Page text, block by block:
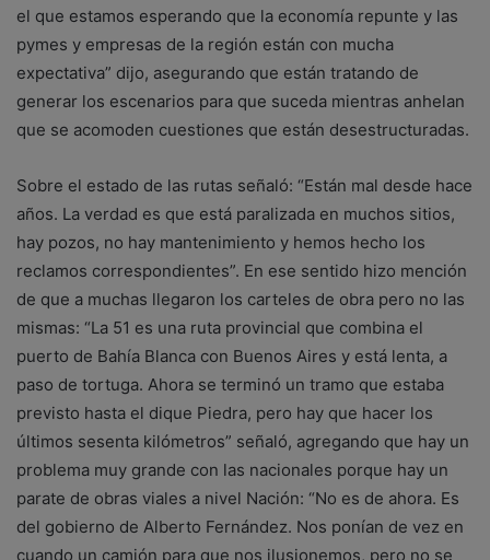
el que estamos esperando que la economía repunte y las
pymes y empresas de la región están con mucha
expectativa” dijo, asegurando que están tratando de
generar los escenarios para que suceda mientras anhelan
que se acomoden cuestiones que están desestructuradas.
Sobre el estado de las rutas señaló: “Están mal desde hace
años. La verdad es que está paralizada en muchos sitios,
hay pozos, no hay mantenimiento y hemos hecho los
reclamos correspondientes”. En ese sentido hizo mención
de que a muchas llegaron los carteles de obra pero no las
mismas: “La 51 es una ruta provincial que combina el
puerto de Bahía Blanca con Buenos Aires y está lenta, a
paso de tortuga. Ahora se terminó un tramo que estaba
previsto hasta el dique Piedra, pero hay que hacer los
últimos sesenta kilómetros” señaló, agregando que hay un
problema muy grande con las nacionales porque hay un
parate de obras viales a nivel Nación: “No es de ahora. Es
del gobierno de Alberto Fernández. Nos ponían de vez en
cuando un camión para que nos ilusionemos, pero no se